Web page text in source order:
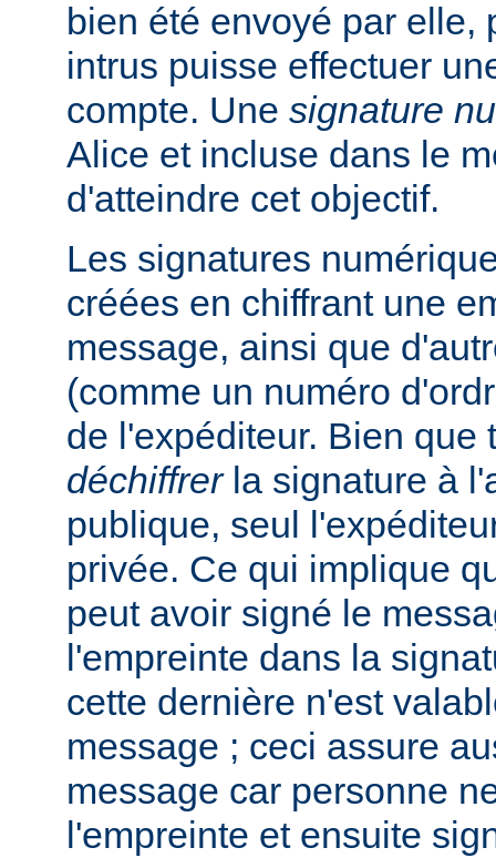
bien été envoyé par elle,
intrus puisse effectuer
compte. Une signature
Alice et incluse dans le
d'atteindre cet objectif.
Les signatures
créées en chiffrant une
message, ainsi que
(comme un numéro
de l'expéditeur. Bien que
déchiffrerla signature à
publique, seul
privée. Ce qui implique
peut avoir signé le
l'empreinte dans la
cette dernière n'est
message ; ceci assure
message car personne
l'empreinte et ensuite